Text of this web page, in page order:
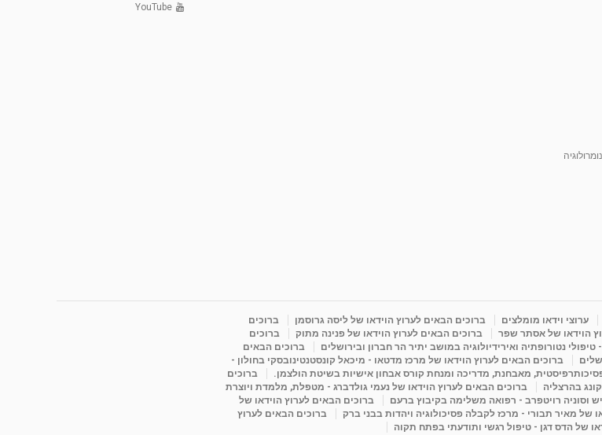
YouTube
ערוצי וידאו מומלצים ברוכים הבאים לערוץ הוידאו של ליסה גרוסמן
ברוכים
הוידאו של אסתר שפר ברוכים הבאים לערוץ הוידאו של פנינה מתוק
ברוכים
נטורופתיה ואירידיולוגיה במושב יתיר הר חברון ובירושלים
ברוכים הבאים
ברוכים הבאים לערוץ הוידאו של מרכז מדטאו - מיכאל קונסטנטינובסקי בחולון -
מאבחנת, מדריכה ומנחת קורס אבחון אישיות בשיטת הולצמן.
ברוכים
בהרצליה
ברוכים הבאים לערוץ הוידאו של נעמי גולדברג - מטפלת, מלמדת ויוצרת
וסוניה רויטפרב - רפואה משלימה בקיבוץ ברעם
ברוכים הבאים לערוץ הוידאו של
של מאיר תבורי - מרכז לקבלה פסיכולוגיה ויהדות בבני ברק
ברוכים הבאים לערוץ
של הדס דגן - טיפול רגשי ותודעתי בפתח תקוה